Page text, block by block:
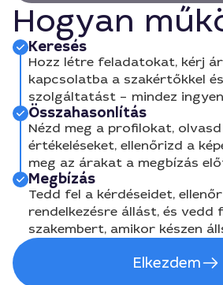
Hogyan
Keresés
Hozz létre feladatokat, kérj
kapcsolatba a szakértőkkel
szolgáltatást – mindez ingyen
Összahasonlítás
Nézd meg a profilokat, olvasd
értékeléseket, ellenőrizd a
meg az árakat a megbízás
Megbízás
Tedd fel a kérdéseidet,
rendelkezésre állást, és vedd
szakembert, amikor készen
Elkezdem